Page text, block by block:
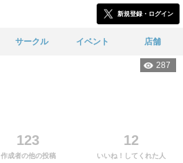
新規登録・ログイン
サークル イベント 店舗
287
123
作成者の他の投稿
12
いいね！してくれた人